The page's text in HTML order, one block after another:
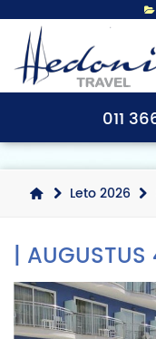
011
Leto 2026
|